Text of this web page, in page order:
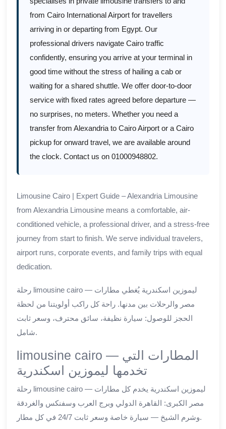
from Cairo International Airport for travellers
arriving in or departing from Egypt. Our
professional drivers navigate Cairo traffic
confidently, ensuring you arrive at your terminal in
good time without the stress of hailing a cab or
waiting for a shared shuttle. We offer door-to-door
service with fixed rates agreed before departure —
no surprises, no meters. Whether you need a
transfer from Alexandria to Cairo Airport or a Cairo
pickup for onward travel, we are available around
the clock. Contact us on 01000948802.
Limousine Cairo | Expert Guide – Alexandria Limousine
from Alexandria Limousine means a comfortable, air-
conditioned vehicle, a professional driver, and a stress-free
journey from start to finish. We serve individual travelers,
airport runs, corporate events, and family trips with equal
dedication.
رحلة limousine cairo — ليموزين اسكندرية يُغطي مطارات
مصر والرحلات بين مدنها. راحة كل راكب أولويتنا من لحظة
الحجز للوصول: سيارة نظيفة، سائق محترف، وسعر ثابت
شامل.
limousine cairo — المطارات التي
تخدمها ليموزين اسكندرية
رحلة limousine cairo — ليموزين اسكندرية يخدم كل مطارات
مصر الكبرى: القاهرة الدولي وبرج العرب وسفنكس والغردقة
وشرم الشيخ — سيارة خاصة وسعر ثابت 24/7 في كل مطار.